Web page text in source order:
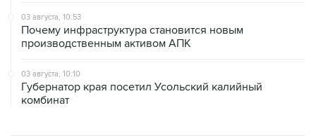
03 августа, 10:53
Почему инфраструктура становится новым
производственным активом АПК
03 августа, 10:10
Губернатор края посетил Усольский калийный
комбинат